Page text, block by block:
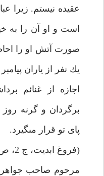
عقيده نيستم. زيرا
است و او آن را به
صورت آتش او را
يك نفر از ياران
اجازه از غنائم
برگردان و گرنه
پاى تو قرار مى‏گيرد.
(فروغ ابديت، ج 2، ص 261) هديه‏اى جالب‏
مرحوم صاحب